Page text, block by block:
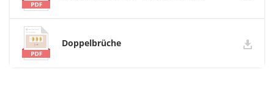
Doppelbrüche